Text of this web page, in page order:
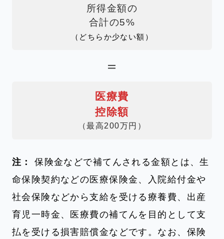
所得金額の
合計の5%
（どちらか少ない額）
＝
医療費
控除額
（最高200万円）
注：
保険金などで補てんされる金額とは、生
命保険契約などの医療保険金、入院給付金や
社会保険などから支給を受ける療養費、出産
育児一時金、医療費の補てんを目的として支
払を受ける損害賠償金などです。なお、保険